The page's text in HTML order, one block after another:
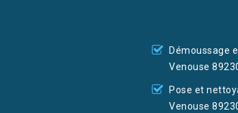
Démoussage
Venouse
Pose et
Venouse